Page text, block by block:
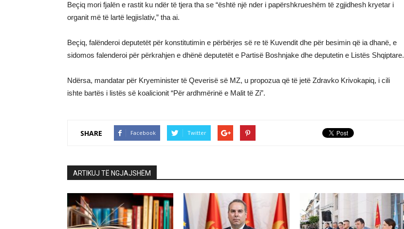
Beçiq mori fjalën e rastit ku ndër të tjera tha se “është një nder i papërshkrueshëm të zgjidhesh kryetar i
organit më të lartë legjislativ,” tha ai.
Beçiq, falënderoi deputetët për konstitutimin e përbërjes së re të Kuvendit dhe për besimin që ia dhanë, e
sidomos falenderoi për përkrahjen e dhënë deputetët e Partisë Boshnjake dhe deputetin e Listës Shqiptare.
Ndërsa, mandatar për Kryeminister të Qeverisë së MZ, u propozua që të jetë Zdravko Krivokapiq, i cili
ishte bartës i listës së koalicionit “Për ardhmërinë e Malit të Zi”.
SHARE Facebook Twitter
ARTIKUJ TË NGJAJSHËM